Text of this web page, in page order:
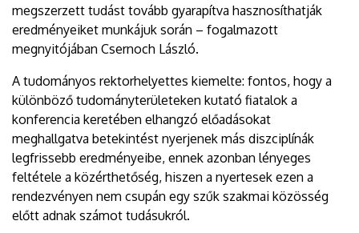
megszerzett tudást tovább gyarapítva hasznosíthatják
eredményeiket munkájuk során – fogalmazott
megnyitójában Csernoch László.
A tudományos rektorhelyettes kiemelte: fontos, hogy a
különböző tudományterületeken kutató fiatalok a
konferencia keretében elhangzó előadásokat
meghallgatva betekintést nyerjenek más diszciplínák
legfrissebb eredményeibe, ennek azonban lényeges
feltétele a közérthetőség, hiszen a nyertesek ezen a
rendezvényen nem csupán egy szűk szakmai közösség
előtt adnak számot tudásukról.